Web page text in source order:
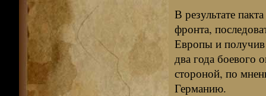
В результате
фронта,
Европы и
два года боевого
стороной, по
Германию.